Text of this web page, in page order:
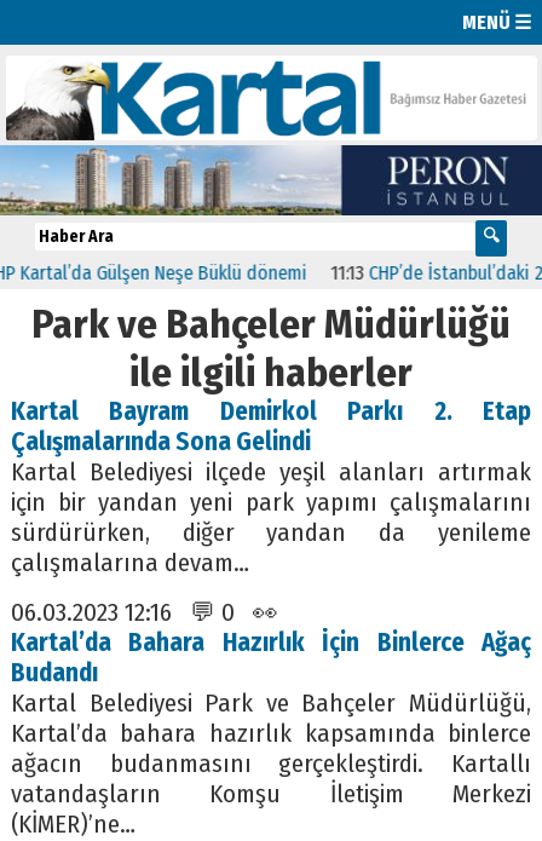
MENÜ ☰
Gülşen Neşe Büklü dönemi 11:13 CHP’de İstanbul’daki 23
Park ve Bahçeler Müdürlüğü
ile ilgili haberler
Kartal Bayram Demirkol Parkı 2. Etap
Çalışmalarında Sona Gelindi
Kartal Belediyesi ilçede yeşil alanları artırmak
için bir yandan yeni park yapımı çalışmalarını
sürdürürken, diğer yandan da yenileme
çalışmalarına devam…
06.03.2023 12:16 💬 0 👀
Kartal’da Bahara Hazırlık İçin Binlerce Ağaç
Budandı
Kartal Belediyesi Park ve Bahçeler Müdürlüğü,
Kartal’da bahara hazırlık kapsamında binlerce
ağacın budanmasını gerçekleştirdi. Kartallı
vatandaşların Komşu İletişim Merkezi
(KİMER)’ne…